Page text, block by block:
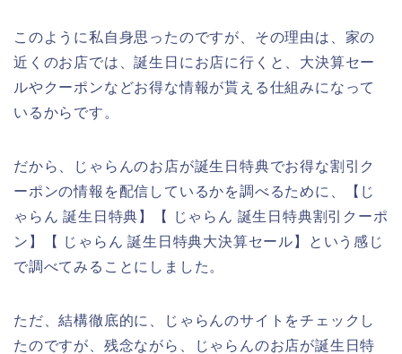
このように私自身思ったのですが、その理由は、家の
近くのお店では、誕生日にお店に行くと、大決算セー
ルやクーポンなどお得な情報が貰える仕組みになって
いるからです。
だから、じゃらんのお店が誕生日特典でお得な割引ク
ーポンの情報を配信しているかを調べるために、【じ
ゃらん 誕生日特典】【 じゃらん 誕生日特典割引クーポ
ン】【 じゃらん 誕生日特典大決算セール】という感じ
で調べてみることにしました。
ただ、結構徹底的に、じゃらんのサイトをチェックし
たのですが、残念ながら、じゃらんのお店が誕生日特